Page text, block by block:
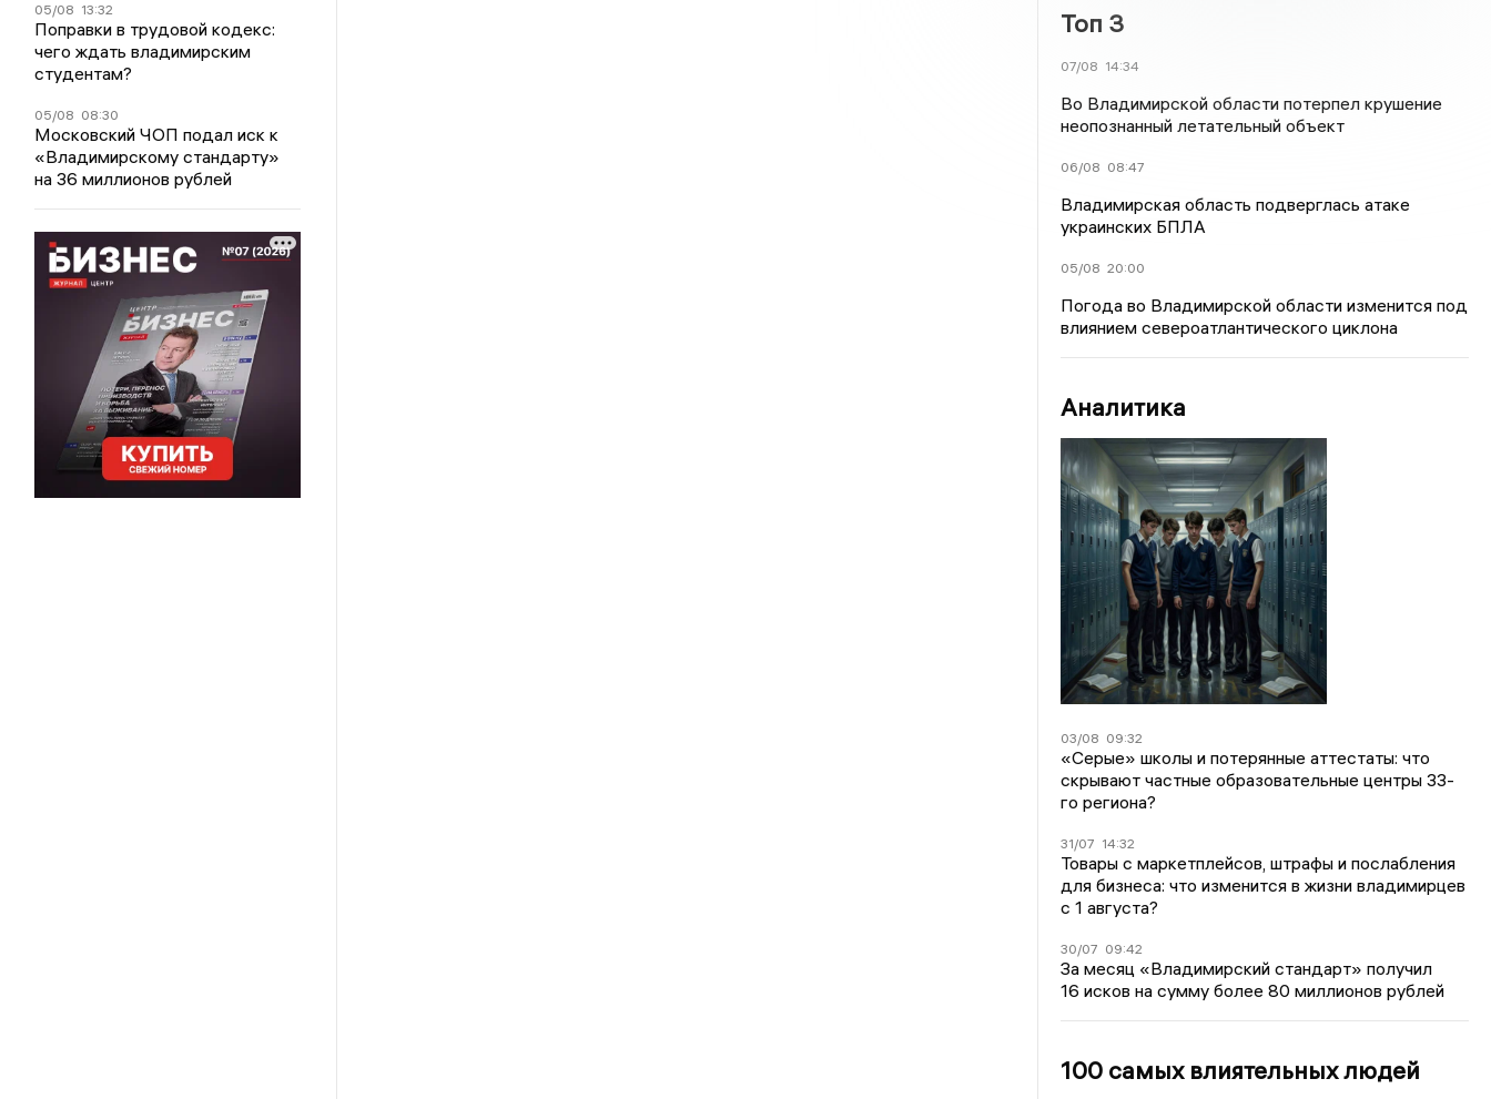
05/08 13:32
Поправки в трудовой кодекс:
чего ждать владимирским
студентам?
05/08 08:30
Московский ЧОП подал иск к
«Владимирскому стандарту»
на 36 миллионов рублей
Топ 3
07/08 14:34
Во Владимирской области потерпел крушение
неопознанный летательный объект
06/08 08:47
Владимирская область подверглась атаке
украинских БПЛА
05/08 20:00
Погода во Владимирской области изменится под
влиянием североатлантического циклона
Аналитика
03/08 09:32
«Серые» школы и потерянные аттестаты: что
скрывают частные образовательные центры 33-
го региона?
31/07 14:32
Товары с маркетплейсов, штрафы и послабления
для бизнеса: что изменится в жизни владимирцев
с 1 августа?
30/07 09:42
За месяц «Владимирский стандарт» получил
16 исков на сумму более 80 миллионов рублей
100 самых влиятельных людей